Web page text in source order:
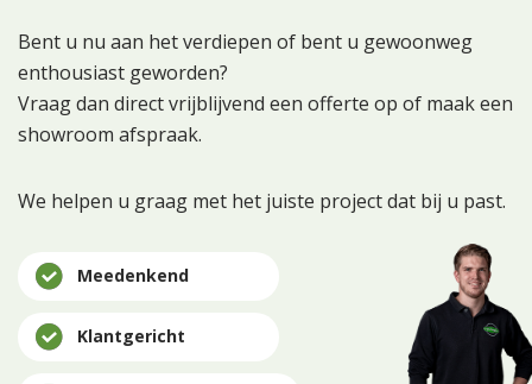
Bent u nu aan het verdiepen of bent u gewoonweg
enthousiast geworden?
Vraag dan direct vrijblijvend een offerte op of maak een
showroom afspraak.
We helpen u graag met het juiste project dat bij u past.
Meedenkend
Klantgericht